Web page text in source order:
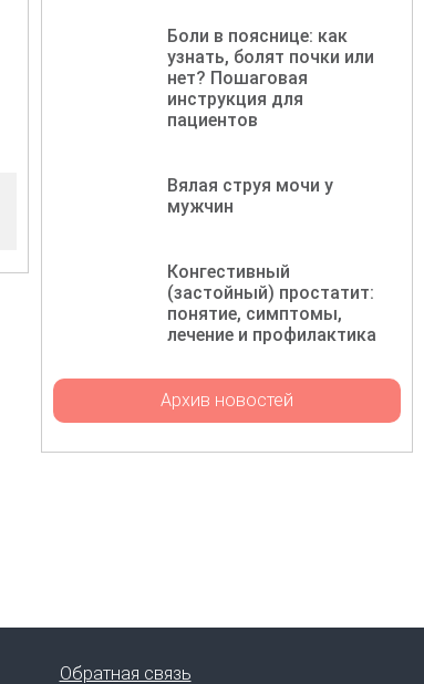
Боли в пояснице: как
узнать, болят почки или
нет? Пошаговая
инструкция для
пациентов
Вялая струя мочи у
мужчин
Конгестивный
(застойный) простатит:
понятие, симптомы,
лечение и профилактика
Архив новостей
Обратная связь